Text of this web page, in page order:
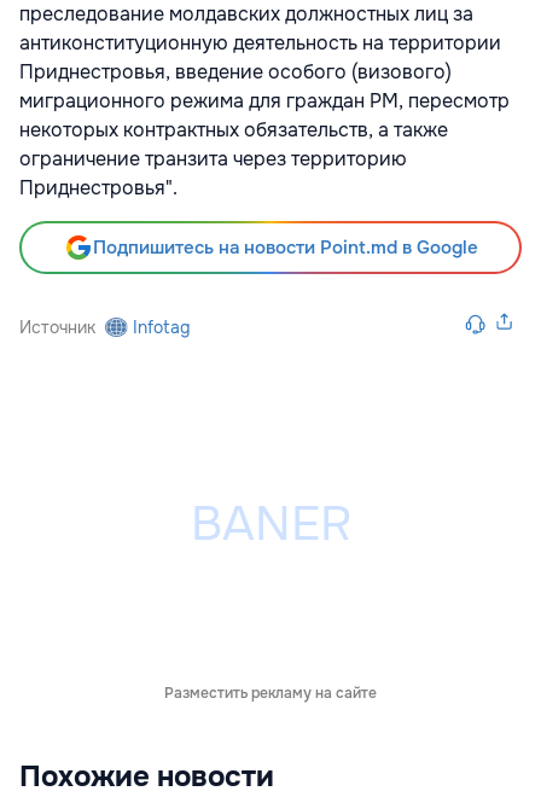
преследование молдавских должностных лиц за
антиконституционную деятельность на территории
Приднестровья, введение особого (визового)
миграционного режима для граждан РМ, пересмотр
некоторых контрактных обязательств, а также
ограничение транзита через территорию
Приднестровья".
Подпишитесь на новости Point.md в Google
Источник Infotag
Разместить рекламу на сайте
Похожие новости